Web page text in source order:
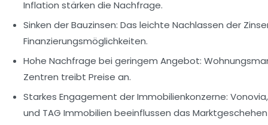
Inflation stärken die Nachfrage.
Sinken der Bauzinsen: Das leichte Nachlassen der
Finanzierungsmöglichkeiten.
Hohe Nachfrage bei geringem Angebot:
Zentren treibt Preise an.
Starkes Engagement der Immobilienkonzerne:
und TAG Immobilien beeinflussen das